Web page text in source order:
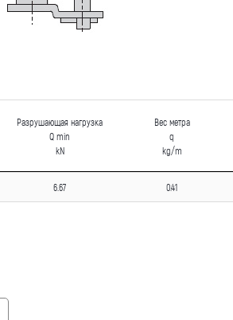
Разрушающая нагрузка
Q min
kN
Вес метра
q
kg/m
6.67 0.41